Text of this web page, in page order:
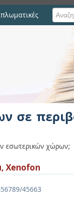
σε
εσωτερικών χώρων;
Xenofon
45663